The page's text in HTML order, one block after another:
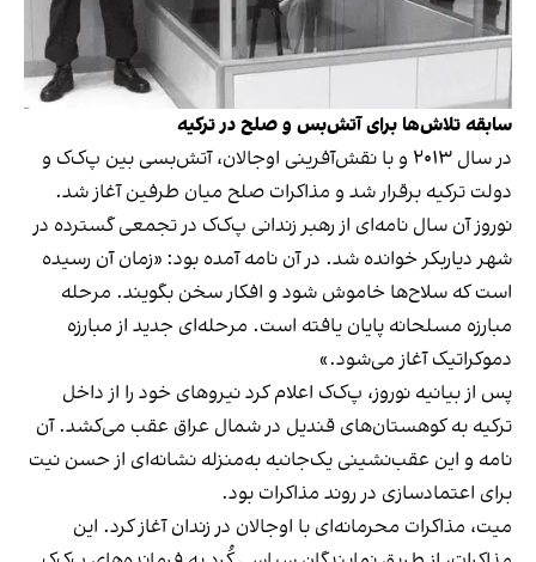
سابقه تلاش‌ها برای آتش‌بس و صلح در ترکیه
در سال ۲۰۱۳ و با نقش‌آفرینی اوجالان، آتش‌بسی بین پ‌ک‌ک و
دولت ترکیه برقرار شد و مذاکرات صلح میان طرفین آغاز شد.
نوروز آن سال نامه‌ای از رهبر زندانی پ‌ک‌ک در تجمعی گسترده در
شهر دیاربکر خوانده شد. در آن نامه آمده بود: «زمان آن رسیده
است که سلاح‌ها خاموش شود و افکار سخن بگویند. مرحله
مبارزه مسلحانه پایان یافته است. مرحله‌ای جدید از مبارزه
دموکراتیک آغاز می‌شود.»
پس از بیانیه نوروز، پ‌ک‌ک اعلام کرد نیروهای خود را از داخل
ترکیه به کوهستان‌های قندیل در شمال عراق عقب می‌کشد. آن
نامه و این عقب‌نشینی یک‌جانبه به‌منزله نشانه‌ای از حسن نیت
برای اعتمادسازی در روند مذاکرات بود.
میت، مذاکرات محرمانه‌ای با اوجالان در زندان آغاز کرد. این